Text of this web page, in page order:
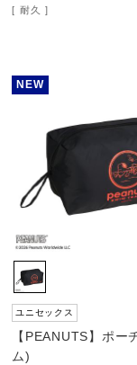
耐久
NEW
ユニセックス
【PEANUTS】ポー
ム)